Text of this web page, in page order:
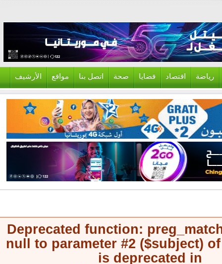
اقتصاد قضايا صحة اتصل بنا مواقع الأرشيف
Deprecated function:
null to parameter #2 ($subject)
is deprecated in